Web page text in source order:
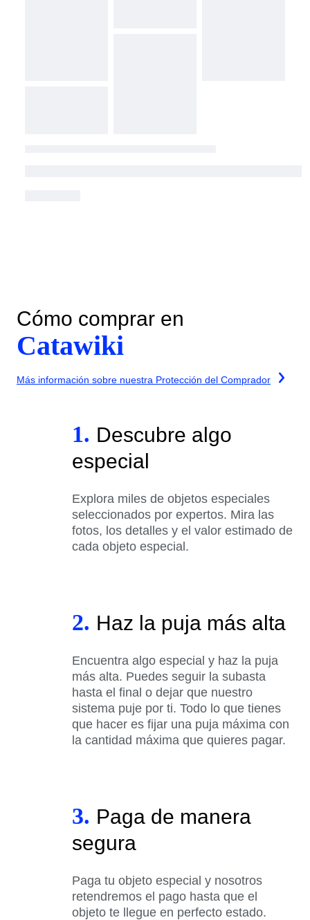
Cómo comprar en
Catawiki
Más información sobre nuestra Protección del Comprador
1. Descubre algo
especial
Explora miles de objetos especiales
seleccionados por expertos. Mira las
fotos, los detalles y el valor estimado de
cada objeto especial.
2. Haz la puja más alta
Encuentra algo especial y haz la puja
más alta. Puedes seguir la subasta
hasta el final o dejar que nuestro
sistema puje por ti. Todo lo que tienes
que hacer es fijar una puja máxima con
la cantidad máxima que quieres pagar.
3. Paga de manera
segura
Paga tu objeto especial y nosotros
retendremos el pago hasta que el
objeto te llegue en perfecto estado.